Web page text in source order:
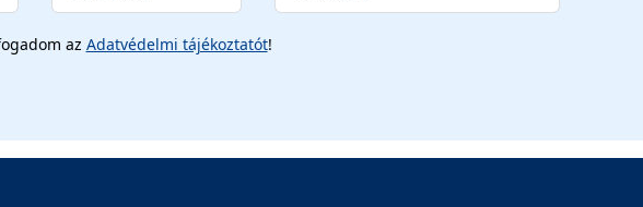
az Adatvédelmi tájékoztatót!